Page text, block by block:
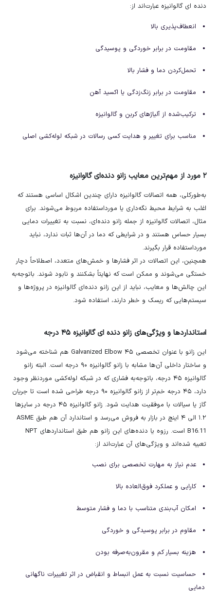
دنده ای گالوانیزه عبارت‌اند از:
انعطاف‌پذیری بالا
مقاومت در برابر خوردگی و پوسیدگی
تحمل‌کردن دما و فشار بالا
مقاومت در برابر زنگ‌زدگی یا اکسید آهن
ترکیب‌شده از آلیاژ‌های کربن و گالوانیزه
مناسب برای تغییر و هدایت کسی رسالات در شبکه لوله‌کشی اصلی
۲ مورد از مهم‌ترین معایب زانو دنده‌ای گالوانیزه
به‌طورکلی، همه اتصالات گالوانیزه دارای چندین اشکال اساسی هستند که
اغلب به شرایط محیط نگه‌داری یا مورداستفاده مربوط می‌شوند. برای
مثال، اتصالات گالوانیزه از جمله زانو دنده‌ای، نسبت به تغییرات دمایی
بسیار حساس هستند و در شرایطی که دما در آن‌ها ثبات ندارد، نباید
مورداستفاده قرار بگیرند.
همچنین، این اتصالات در اثر فشارها و خمش‌های متعدد، اصطلاحاً دچار
خستگی می‌شوند و ممکن است که نهایتاً بشکنند و نابود شوند. باتوجه‌به
این چالش‌ها و معایب، نباید از این زانو دنده‌ای گالوانیزه در پروژه‌ها و
سیستم‌هایی که ریسک و خطر دارند، استفاده شود.
استانداردها و ویژگی‌های زانو دنده ای گالوانیزه ۴۵ درجه
این زانو با عنوان تخصصی Galvanized Elbow ۴۵ هم شناخته می‌شود
و ساختار داخلی آن‌ها مشابه با زانو گالوانیزه ۹۰ درجه است. البته زانو
گالوانیزه ۴۵ درجه، باتوجه‌به فشاری که در شبکه لوله‌کشی موردنظر وجود
دارد، ۴۵ درجه خم‌تر از زانو گالوانیزه ۹۰ درجه طراحی شده است تا جریان
گاز یا سیالات با موفقیت هدایت شود. زانو گالوانیزه ۴۵ درجه در سایزها
۱.۲ الی ۴ اینچ در بازار به فروش می‌رسد و استاندارد آن هم طبق ASME
B16.11 است. رزوه یا دنده‌های این زانو هم طبق استانداردهای NPT
تعبیه شده‌اند و ویژگی‌های آن عبارت‌اند از:
عدم نیاز به مهارت تخصصی برای نصب
کارایی و عملکرد فوق‌العاده بالا
امکان آب‌بندی متناسب با دما و فشار متوسط
مقاوم در برابر پوسیدگی و خوردگی
هزینه بسیار کم و مقرون‌به‌صرفه بودن
حساسیت نسبت به عمل انبساط و انقباض در اثر تغییرات ناگهانی
دمایی